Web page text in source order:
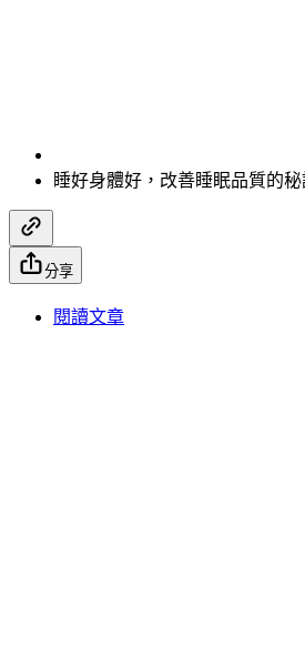
睡好身體好，改善睡眠品質的秘
分享
閱讀文章